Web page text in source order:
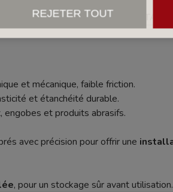
l’étanchéité générale
tolérances et spécifications IWATA ,
et mécanique, faible friction.
et étanchéité durable.
engobes et produits abrasifs.
avec précision pour offrir une
, pour un stockage sûr avant utilisation.
REJETER TOUT